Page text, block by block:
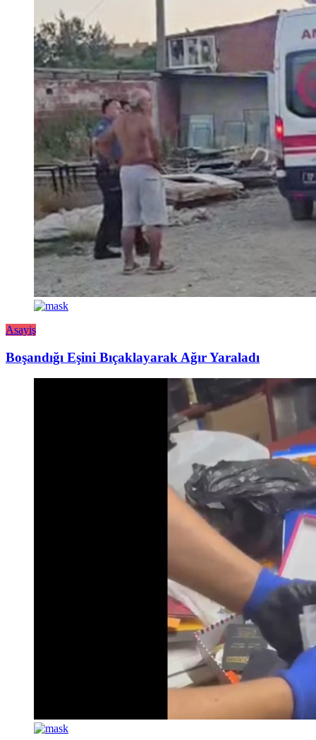
Asayiş
Boşandığı Eşini Bıçaklayarak Ağır Yaraladı